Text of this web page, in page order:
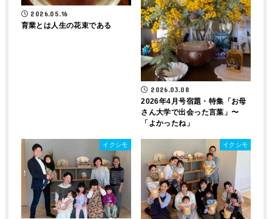
2026.05.16
育業とは人生の花束である
2026.03.08
2026年4月号宿題・特集「お母
さん大学で出会った言葉」〜
「よかったね」
イクシモ イクシモ